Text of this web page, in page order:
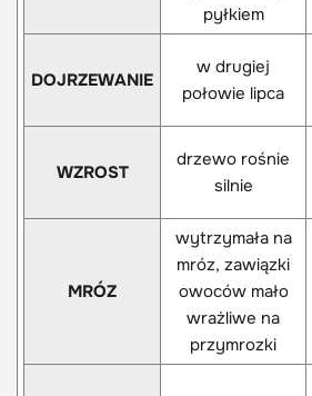
pyłkiem
DOJRZEWANIE
w drugiej
połowie lipca
WZROST
drzewo rośnie
silnie
MRÓZ
wytrzymała na
mróz, zawiązki
owoców mało
wrażliwe na
przymrozki